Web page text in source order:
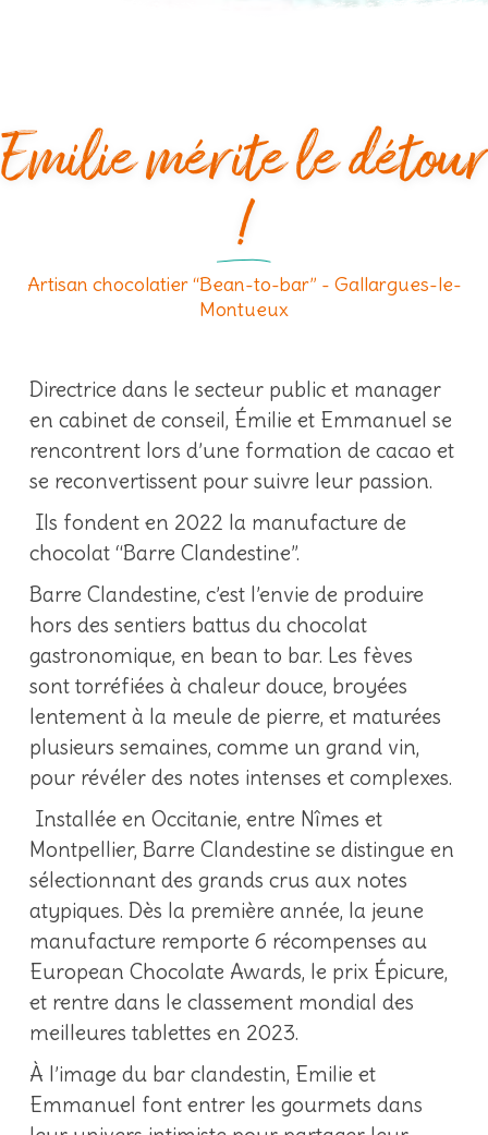
Emilie mérite le détour
!
Artisan chocolatier “Bean-to-bar” - Gallargues-le-
Montueux
Directrice dans le secteur public et manager
en cabinet de conseil, Émilie et Emmanuel se
rencontrent lors d’une formation de cacao et
se reconvertissent pour suivre leur passion.
Ils fondent en 2022 la manufacture de
chocolat “Barre Clandestine”.
Barre Clandestine, c’est l’envie de produire
hors des sentiers battus du chocolat
gastronomique, en bean to bar. Les fèves
sont torréfiées à chaleur douce, broyées
lentement à la meule de pierre, et maturées
plusieurs semaines, comme un grand vin,
pour révéler des notes intenses et complexes.
Installée en Occitanie, entre Nîmes et
Montpellier, Barre Clandestine se distingue en
sélectionnant des grands crus aux notes
atypiques. Dès la première année, la jeune
manufacture remporte 6 récompenses au
European Chocolate Awards, le prix Épicure,
et rentre dans le classement mondial des
meilleures tablettes en 2023.
À l’image du bar clandestin, Emilie et
Emmanuel font entrer les gourmets dans